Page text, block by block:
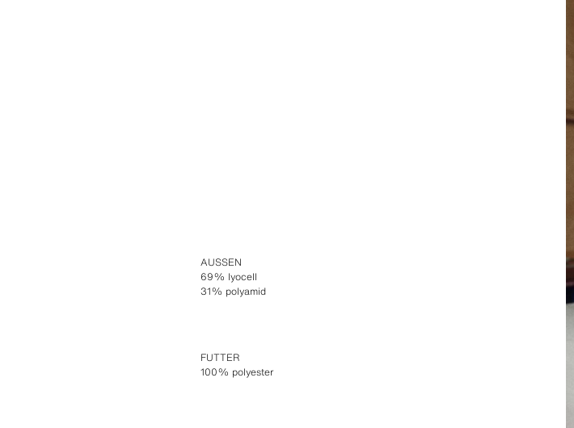
AUSSEN
69% lyocell
31% polyamid
FUTTER
100% polyester